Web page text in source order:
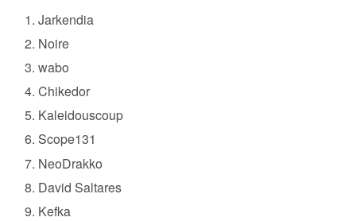
Jarkendia
Noire
wabo
Chikedor
Kaleidouscoup
Scope131
NeoDrakko
David Saltares
Kefka